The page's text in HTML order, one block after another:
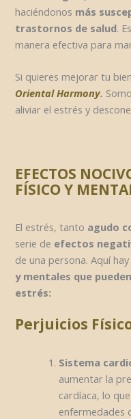
haciéndonos más
trastornos de salud.
manera efectiva para
Si quieres mejorar tu
Oriental Harmony.
aliviar el estrés y
EFECTOS
FÍSICO Y
El estrés, tanto agudo
serie de efectos
de una persona. Aquí
y mentales que
estrés:
Perjuicios
Sistema
aumentar la
cardíaca, lo
enfermedades